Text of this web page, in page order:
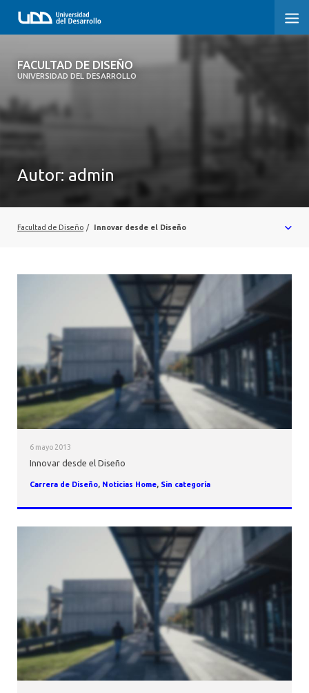
FACULTAD DE DISEÑO
UNIVERSIDAD DEL DESARROLLO
FACULTAD DE DISEÑO
INICIO
Autor:admin
Facultad de Diseño / Innovar desde el Diseño
6 mayo 2013
Innovar desde el Diseño
Carrera de Diseño, Noticias Home, Sin categoría